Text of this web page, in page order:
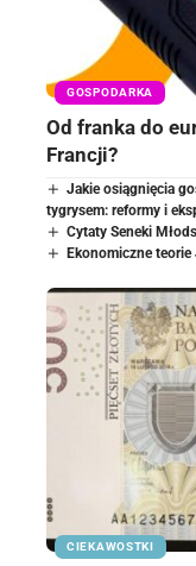
GOSPODARKA
Od franka do
Francji?
Jakie osiągnięcia
tygrysem: reformy i
Cytaty Seneki
Ekonomiczne
CIEKAWOSTKI